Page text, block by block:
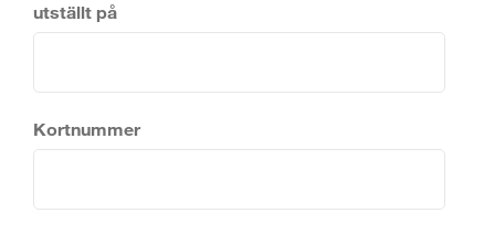
utställt på
Kortnummer